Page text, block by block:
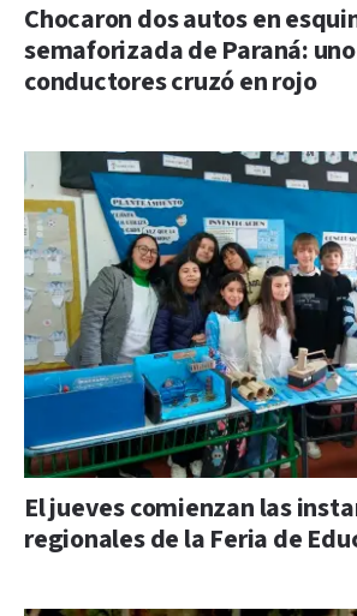
Chocaron dos autos en
semaforizada de Paraná:
conductores cruzó en rojo
El jueves comienzan las
regionales de la Feria de